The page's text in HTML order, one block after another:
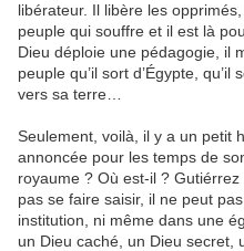
libérateur. Il libère les
peuple qui souffre et il est là
Dieu déploie une pédagogie, il
peuple qu’il sort d’Égypte, qu’il
vers sa terre…
Seulement, voilà, il y a un petit
annoncée pour les temps de
royaume ? Où est-il ?
pas se faire saisir, il ne peut
institution, ni même dans une
un Dieu caché, un Dieu secret,